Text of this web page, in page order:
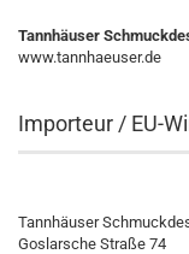
Tannhäuser
www.tannhaeuser.de
Importeur / EU-
Tannhäuser
Goslarsche Straße 74